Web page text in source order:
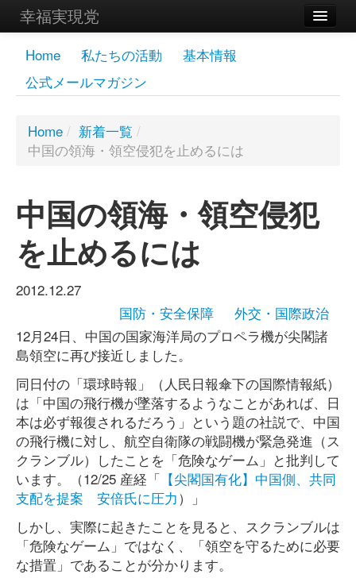
幸福実現党
メンバーズページ
党員
お問い合わせ
Home 私たちの活動
基本情報
公式メールマガジン
Home / 新着一覧 /
中国の領海・領空侵犯を止めるには
中国の領海・領空侵犯
を止めるには
2012.12.27
国防・安全保障
外交・国際政治
12月24日、中国の国家海洋局のプロペラ機が尖閣諸
島領空に再び接近しました。
同日付の「環球時報」（人民日報傘下の国際情報紙）
は「中国の飛行機が墜落するようなことがあれば、日
本は必ず報復されるだろう」という題の社説で、中国
の飛行機に対し、航空自衛隊の戦闘機が緊急発進（ス
クランブル）したことを「危険なゲーム」と批判して
います。（12/25 産経「 【尖閣国有化】中国側、共同
支配を提案 安倍氏に圧力）」
しかし、実際に起きたことを見ると、スクランブルは
「危険なゲーム」ではなく、「領空を守るために必要
な措置」であることが分かります。